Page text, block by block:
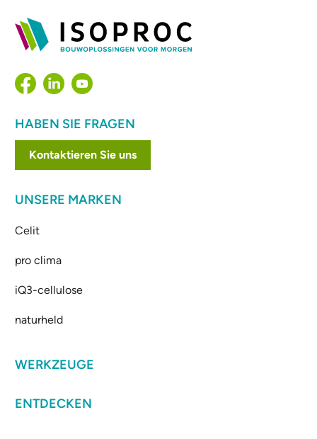
HABEN SIE FRAGEN
Kontaktieren Sie uns
UNSERE MARKEN
Celit
pro clima
iQ3-cellulose
naturheld
WERKZEUGE
ENTDECKEN